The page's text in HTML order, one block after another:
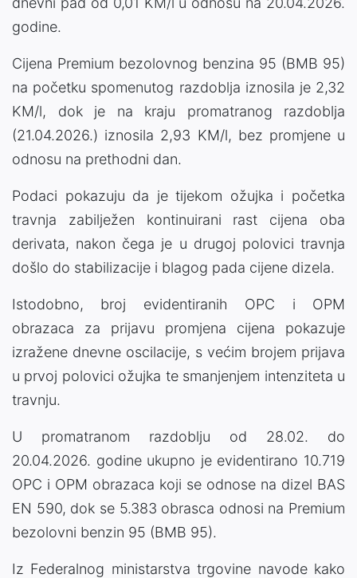
godine.
Cijena Premium bezolovnog benzina 95 (BMB 95)
na početku spomenutog razdoblja iznosila je 2,32
KM/l, dok je na kraju promatranog razdoblja
(21.04.2026.) iznosila 2,93 KM/l, bez promjene u
odnosu na prethodni dan.
Podaci pokazuju da je tijekom ožujka i početka
travnja zabilježen kontinuirani rast cijena oba
derivata, nakon čega je u drugoj polovici travnja
došlo do stabilizacije i blagog pada cijene dizela.
Istodobno, broj evidentiranih OPC i OPM
obrazaca za prijavu promjena cijena pokazuje
izražene dnevne oscilacije, s većim brojem prijava
u prvoj polovici ožujka te smanjenjem intenziteta u
travnju.
U promatranom razdoblju od 28.02. do
20.04.2026. godine ukupno je evidentirano 10.719
OPC i OPM obrazaca koji se odnose na dizel BAS
EN 590, dok se 5.383 obrasca odnosi na Premium
bezolovni benzin 95 (BMB 95).
Iz Federalnog ministarstva trgovine navode kako